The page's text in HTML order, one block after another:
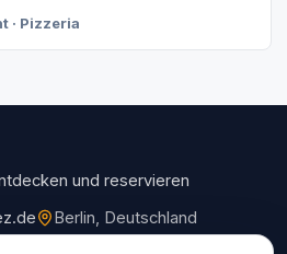
· Pizzeria
und reservieren
Berlin, Deutschland